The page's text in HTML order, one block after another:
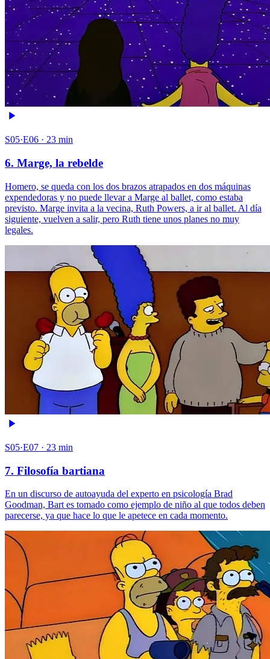
S05·E06 · 23 min
6. Marge, la rebelde
Homero, se queda con los dos brazos atrapados en dos máquinas
expendedoras y no puede llevar a Marge al ballet, como estaba
previsto. Marge invita a la vecina, Ruth Powers, a ir al ballet. Al día
siguiente, vuelven a salir, pero Ruth tiene unos planes no muy
legales.
S05·E07 · 23 min
7. Filosofía bartiana
En un discurso de autoayuda del experto en psicología Brad
Goodman, Bart es tomado como ejemplo de niño al que todos deben
parecerse, ya que hace lo que le apetece en cada momento.